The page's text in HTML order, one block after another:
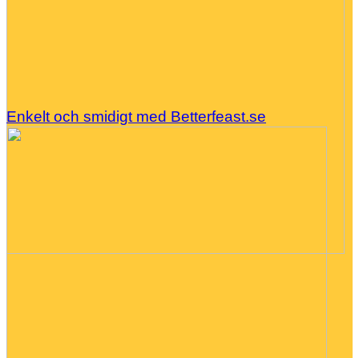
Enkelt och smidigt med Betterfeast.se